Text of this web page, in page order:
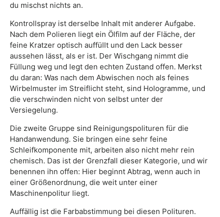
du mischst nichts an.
Kontrollspray ist derselbe Inhalt mit anderer Aufgabe.
Nach dem Polieren liegt ein Ölfilm auf der Fläche, der
feine Kratzer optisch auffüllt und den Lack besser
aussehen lässt, als er ist. Der Wischgang nimmt die
Füllung weg und legt den echten Zustand offen. Merkst
du daran: Was nach dem Abwischen noch als feines
Wirbelmuster im Streiflicht steht, sind Hologramme, und
die verschwinden nicht von selbst unter der
Versiegelung.
Die zweite Gruppe sind Reinigungspolituren für die
Handanwendung. Sie bringen eine sehr feine
Schleifkomponente mit, arbeiten also nicht mehr rein
chemisch. Das ist der Grenzfall dieser Kategorie, und wir
benennen ihn offen: Hier beginnt Abtrag, wenn auch in
einer Größenordnung, die weit unter einer
Maschinenpolitur liegt.
Auffällig ist die Farbabstimmung bei diesen Polituren.